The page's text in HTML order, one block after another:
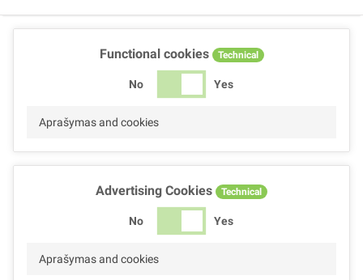
Functional cookies Technical
No Yes
Aprašymas and cookies
Advertising Cookies Technical
No Yes
Aprašymas and cookies